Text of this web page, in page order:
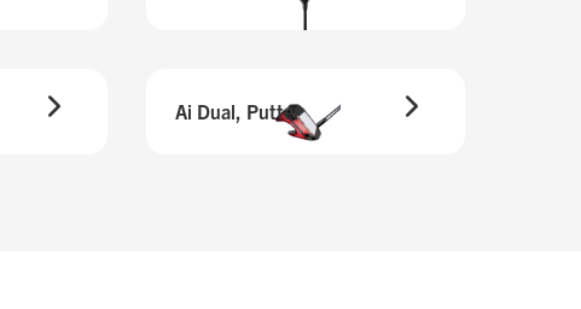
Ai Dual, Putter